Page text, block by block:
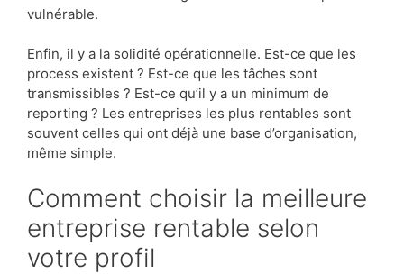
vulnérable.
Enfin, il y a la solidité opérationnelle. Est-ce que les
process existent ? Est-ce que les tâches sont
transmissibles ? Est-ce qu’il y a un minimum de
reporting ? Les entreprises les plus rentables sont
souvent celles qui ont déjà une base d’organisation,
même simple.
Comment choisir la meilleure
entreprise rentable selon
votre profil